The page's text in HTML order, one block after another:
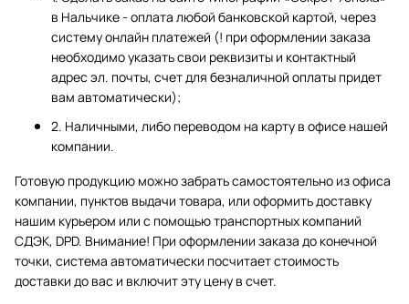
в Нальчике - оплата любой банковской картой, через
систему онлайн платежей (! при оформлении заказа
необходимо указать свои реквизиты и контактный
адрес эл. почты, счет для безналичной оплаты придет
вам автоматически);
2. Наличными, либо переводом на карту в офисе нашей
компании.
Готовую продукцию можно забрать самостоятельно из офиса
компании, пунктов выдачи товара, или оформить доставку
нашим курьером или с помощью транспортных компаний
СДЭК, DPD. Внимание! При оформлении заказа до конечной
точки, система автоматически посчитает стоимость
доставки до вас и включит эту цену в счет.